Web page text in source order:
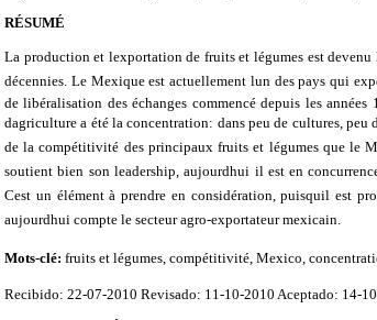
RÉSUMÉ
La production et lexportation de fruits et légumes est
décennies. Le Mexique est actuellement lun des pays qui
de libéralisation des échanges commencé depuis les
dagriculture a été la concentration: dans peu de cultures,
de la compétitivité des principaux fruits et légumes que le
soutient bien son leadership, aujourdhui il est en
Cest un élément à prendre en considération, puisquil est
aujourdhui compte le secteur agro-exportateur mexicain.
Mots-clé: fruits et légumes, compétitivité, Mexico,
Recibido: 22-07-2010 Revisado: 11-10-2010 Aceptado: 14-